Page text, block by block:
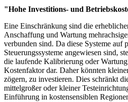
"Hohe Investitions- und
Eine Einschränkung sind die
Anschaffung und Wartung
verbunden sind. Da diese Systeme auf
Steuerungssysteme angewiesen sind,
die laufende Kalibrierung oder
Kostenfaktor dar. Daher könnten
zögern, zu investieren. Dies schränkt
mittelgroßer oder kleiner
Einführung in kostensensiblen